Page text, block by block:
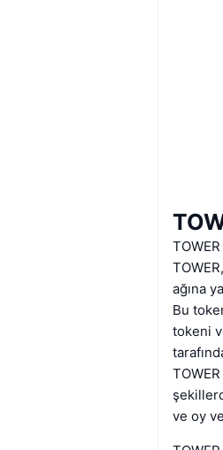
ağına
Bu
tokeni
ve oy